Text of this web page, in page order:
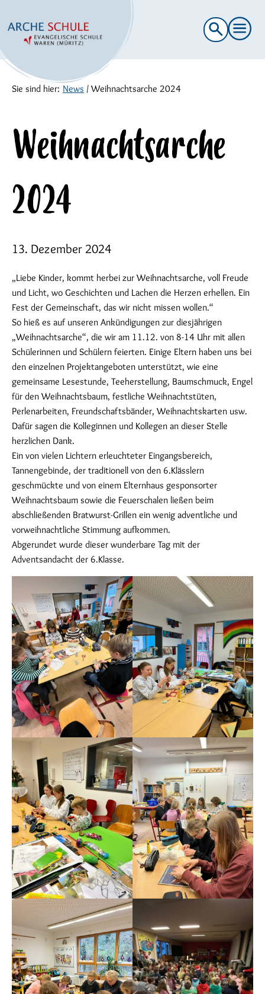
Suche
nach:
Sie sind hier: News / Weihnachtsarche 2024
Weihnachtsarche
2024
13. Dezember 2024
„Liebe Kinder, kommt herbei zur Weihnachtsarche, voll Freude
und Licht, wo Geschichten und Lachen die Herzen erhellen. Ein
Fest der Gemeinschaft, das wir nicht missen wollen.“
So hieß es auf unseren Ankündigungen zur diesjährigen
„Weihnachtsarche“, die wir am 11.12. von 8-14 Uhr mit allen
Schülerinnen und Schülern feierten. Einige Eltern haben uns bei
den einzelnen Projektangeboten unterstützt, wie eine
gemeinsame Lesestunde, Teeherstellung, Baumschmuck, Engel
für den Weihnachtsbaum, festliche Weihnachtstüten,
Perlenarbeiten, Freundschaftsbänder, Weihnachtskarten usw.
Dafür sagen die Kolleginnen und Kollegen an dieser Stelle
herzlichen Dank.
Ein von vielen Lichtern erleuchteter Eingangsbereich,
Tannengebinde, der traditionell von den 6.Klässlern
geschmückte und von einem Elternhaus gesponsorter
Weihnachtsbaum sowie die Feuerschalen ließen beim
abschließenden Bratwurst-Grillen ein wenig adventliche und
vorweihnachtliche Stimmung aufkommen.
Abgerundet wurde dieser wunderbare Tag mit der
Adventsandacht der 6.Klasse.